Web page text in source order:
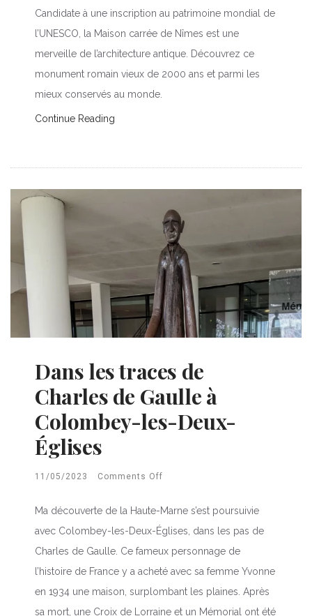
Candidate à une inscription au patrimoine mondial de
l’UNESCO, la Maison carrée de Nîmes est une
merveille de l’architecture antique. Découvrez ce
monument romain vieux de 2000 ans et parmi les
mieux conservés au monde.
Continue Reading
Dans les traces de
Charles de Gaulle à
Colombey-les-Deux-
Églises
11/05/2023 Comments Off
Ma découverte de la Haute-Marne s’est poursuivie
avec Colombey-les-Deux-Églises, dans les pas de
Charles de Gaulle. Ce fameux personnage de
l’histoire de France y a acheté avec sa femme Yvonne
en 1934 une maison, surplombant les plaines. Après
sa mort, une Croix de Lorraine et un Mémorial ont été